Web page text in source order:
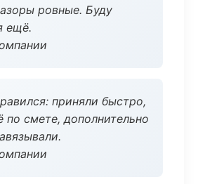
ровные. Буду
ещё.
приняли быстро,
по смете, дополнительно